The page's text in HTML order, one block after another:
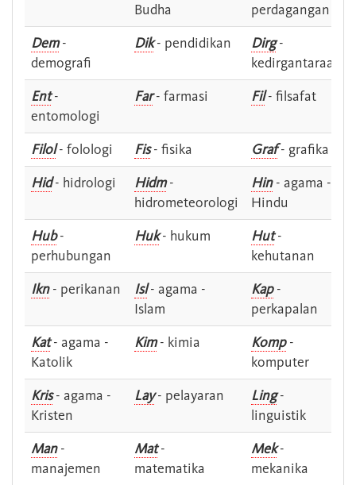
Budha
perdagangan
Dem-
demografi
Dik- pendidikan Dirg-
kedirgantaraan
Ent-
entomologi
Far- farmasi Fil- filsafat
Filol- folologi Fis- fisika Graf- grafika
Hid- hidrologi Hidm-
hidrometeorologi
Hin- agama -
Hindu
Hub-
perhubungan
Huk- hukum Hut-
kehutanan
Ikn- perikanan Isl- agama -
Islam
Kap-
perkapalan
Kat- agama -
Katolik
Kim- kimia Komp-
komputer
Kris- agama -
Kristen
Lay- pelayaran Ling-
linguistik
Man-
manajemen
Mat-
matematika
Mek-
mekanika